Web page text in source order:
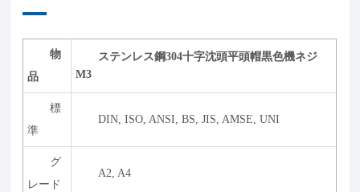
物
品
ステンレス鋼304十字沈頭平頭帽黒色機ネジ
M3
標
準
DIN, ISO, ANSI, BS, JIS, AMSE, UNI
グ
レード
A2, A4